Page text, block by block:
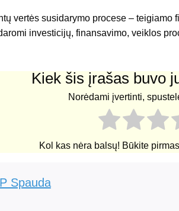
vertės susidarymo procese –
investicijų, finansavimo, veiklos
Kiek šis įrašas buvo
Norėdami įvertinti,
Kol kas nėra balsų! Būkite
Spauda